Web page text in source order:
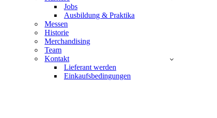
Jobs
Ausbildung & Praktika
Messen
Historie
Merchandising
Team
Kontakt
Lieferant werden
Einkaufsbedingungen